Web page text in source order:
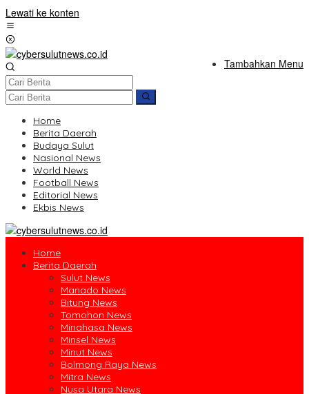
Lewati ke konten
Tambahkan Menu
Home
Berita Daerah
Budaya Sulut
Nasional News
World News
Football News
Editorial News
Ekbis News
Home
Berita Daerah
Sulut News
Manado News
Bitung News
Tomohon News
Minahasa News
Minsel News
Minut News
Bolmong Raya News
Mitra News
Nusa Utara News